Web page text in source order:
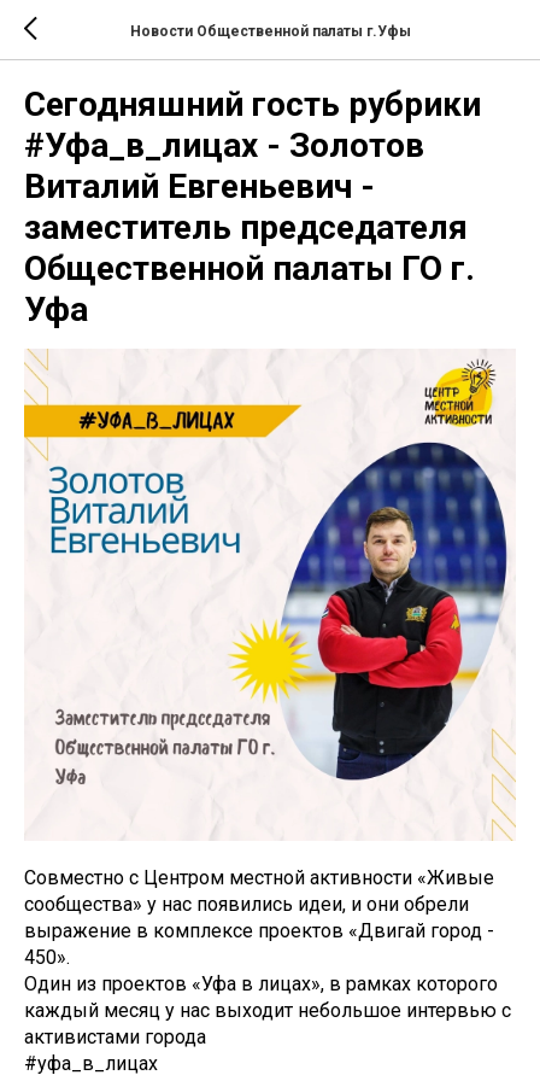
Новости Общественной палаты г.Уфы
Сегодняшний гость рубрики
#Уфа_в_лицах - Золотов
Виталий Евгеньевич -
заместитель председателя
Общественной палаты ГО г.
Уфа
Совместно с Центром местной активности «Живые
сообщества» у нас появились идеи, и они обрели
выражение в комплексе проектов «Двигай город -
450».
Один из проектов «Уфа в лицах», в рамках которого
каждый месяц у нас выходит небольшое интервью с
активистами города
#уфа_в_лицах